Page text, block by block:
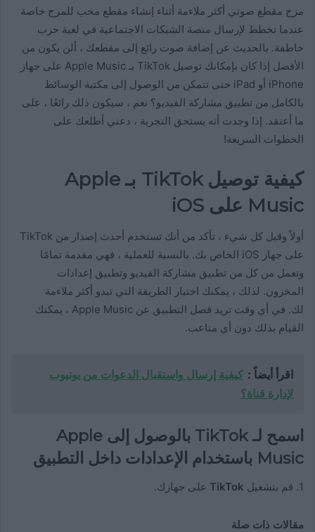
مزج مقطع صوتي أكثر ملاءمة أثناء إنشاء مقطع محب للمرح خاصة
عندما تخطط لإرسال منصة الشبكات الاجتماعية في لعبة حرب
خاطفة. بالحديث عن إضافة صوت رائع إلى مقطعك ، ألن يكون من
الأفضل إذا كان بإمكانك توصيل TikTok بـ Apple Music على جهاز
iPhone أو iPad حتى تتمكن من الوصول إلى مكتبة الوسائط
بالكامل من تطبيق مشاركة الفيديو؟ نعم ، سيكون ذلك رائعًا ، على
ما أعتقد. إذا وجدت أنه يستحق التجربة ، دعني أطلعك على
الخطوات السريعة!
كيفية توصيل TikTok بـ Apple
Music على iOS
أولاً وقبل كل شيء ، تأكد من أنك تستخدم أحدث إصدار من TikTok
على جهاز iOS الخاص بك. بالنسبة للعملية ، فهي مقدمة تمامًا
وتعمل من كل من تطبيق مشاركة الفيديو وتطبيق إعدادات
المخزون. لذلك ، يمكنك اختيار الطريقة التي تبدو أكثر ملاءمة
لك. في أي وقت تريد فصل التطبيق عن Apple Music ، يمكنك
القيام بذلك دون أي متاعب.
اقرأ أيضاً : كيفية إرسال واستقبال الدعوات من يوتيوب
لإدارة قناة؟
اسمح لـ TikTok بالوصول إلى Apple
Music باستخدام الإعدادات داخل التطبيق
1. قم بتشغيل TikTok على جهازك.
مقالات ذات صلة